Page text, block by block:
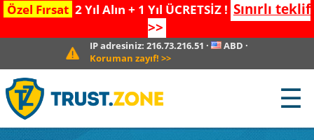
Özel Fırsat 2 Yıl Alın + 1 Yıl ÜCRETSİZ ! Sınırlı teklif
>>
IP adresiniz: 216.73.216.51 · ABD ·
Koruman zayıf! >>
☰